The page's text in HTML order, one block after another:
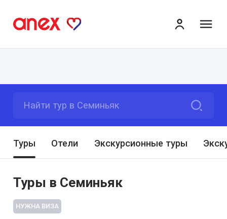
Найти тур в Семиньяк
Туры Отели Экскурсионные туры
Туры в Семиньяк
НУЖНА ВИЗА